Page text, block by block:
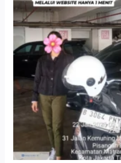
Cityplaza Jatinegara
Gedung Parkir P6A